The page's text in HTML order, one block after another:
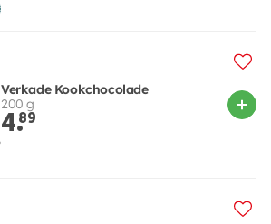
Verkade Kookchocolade
200 g
4.89